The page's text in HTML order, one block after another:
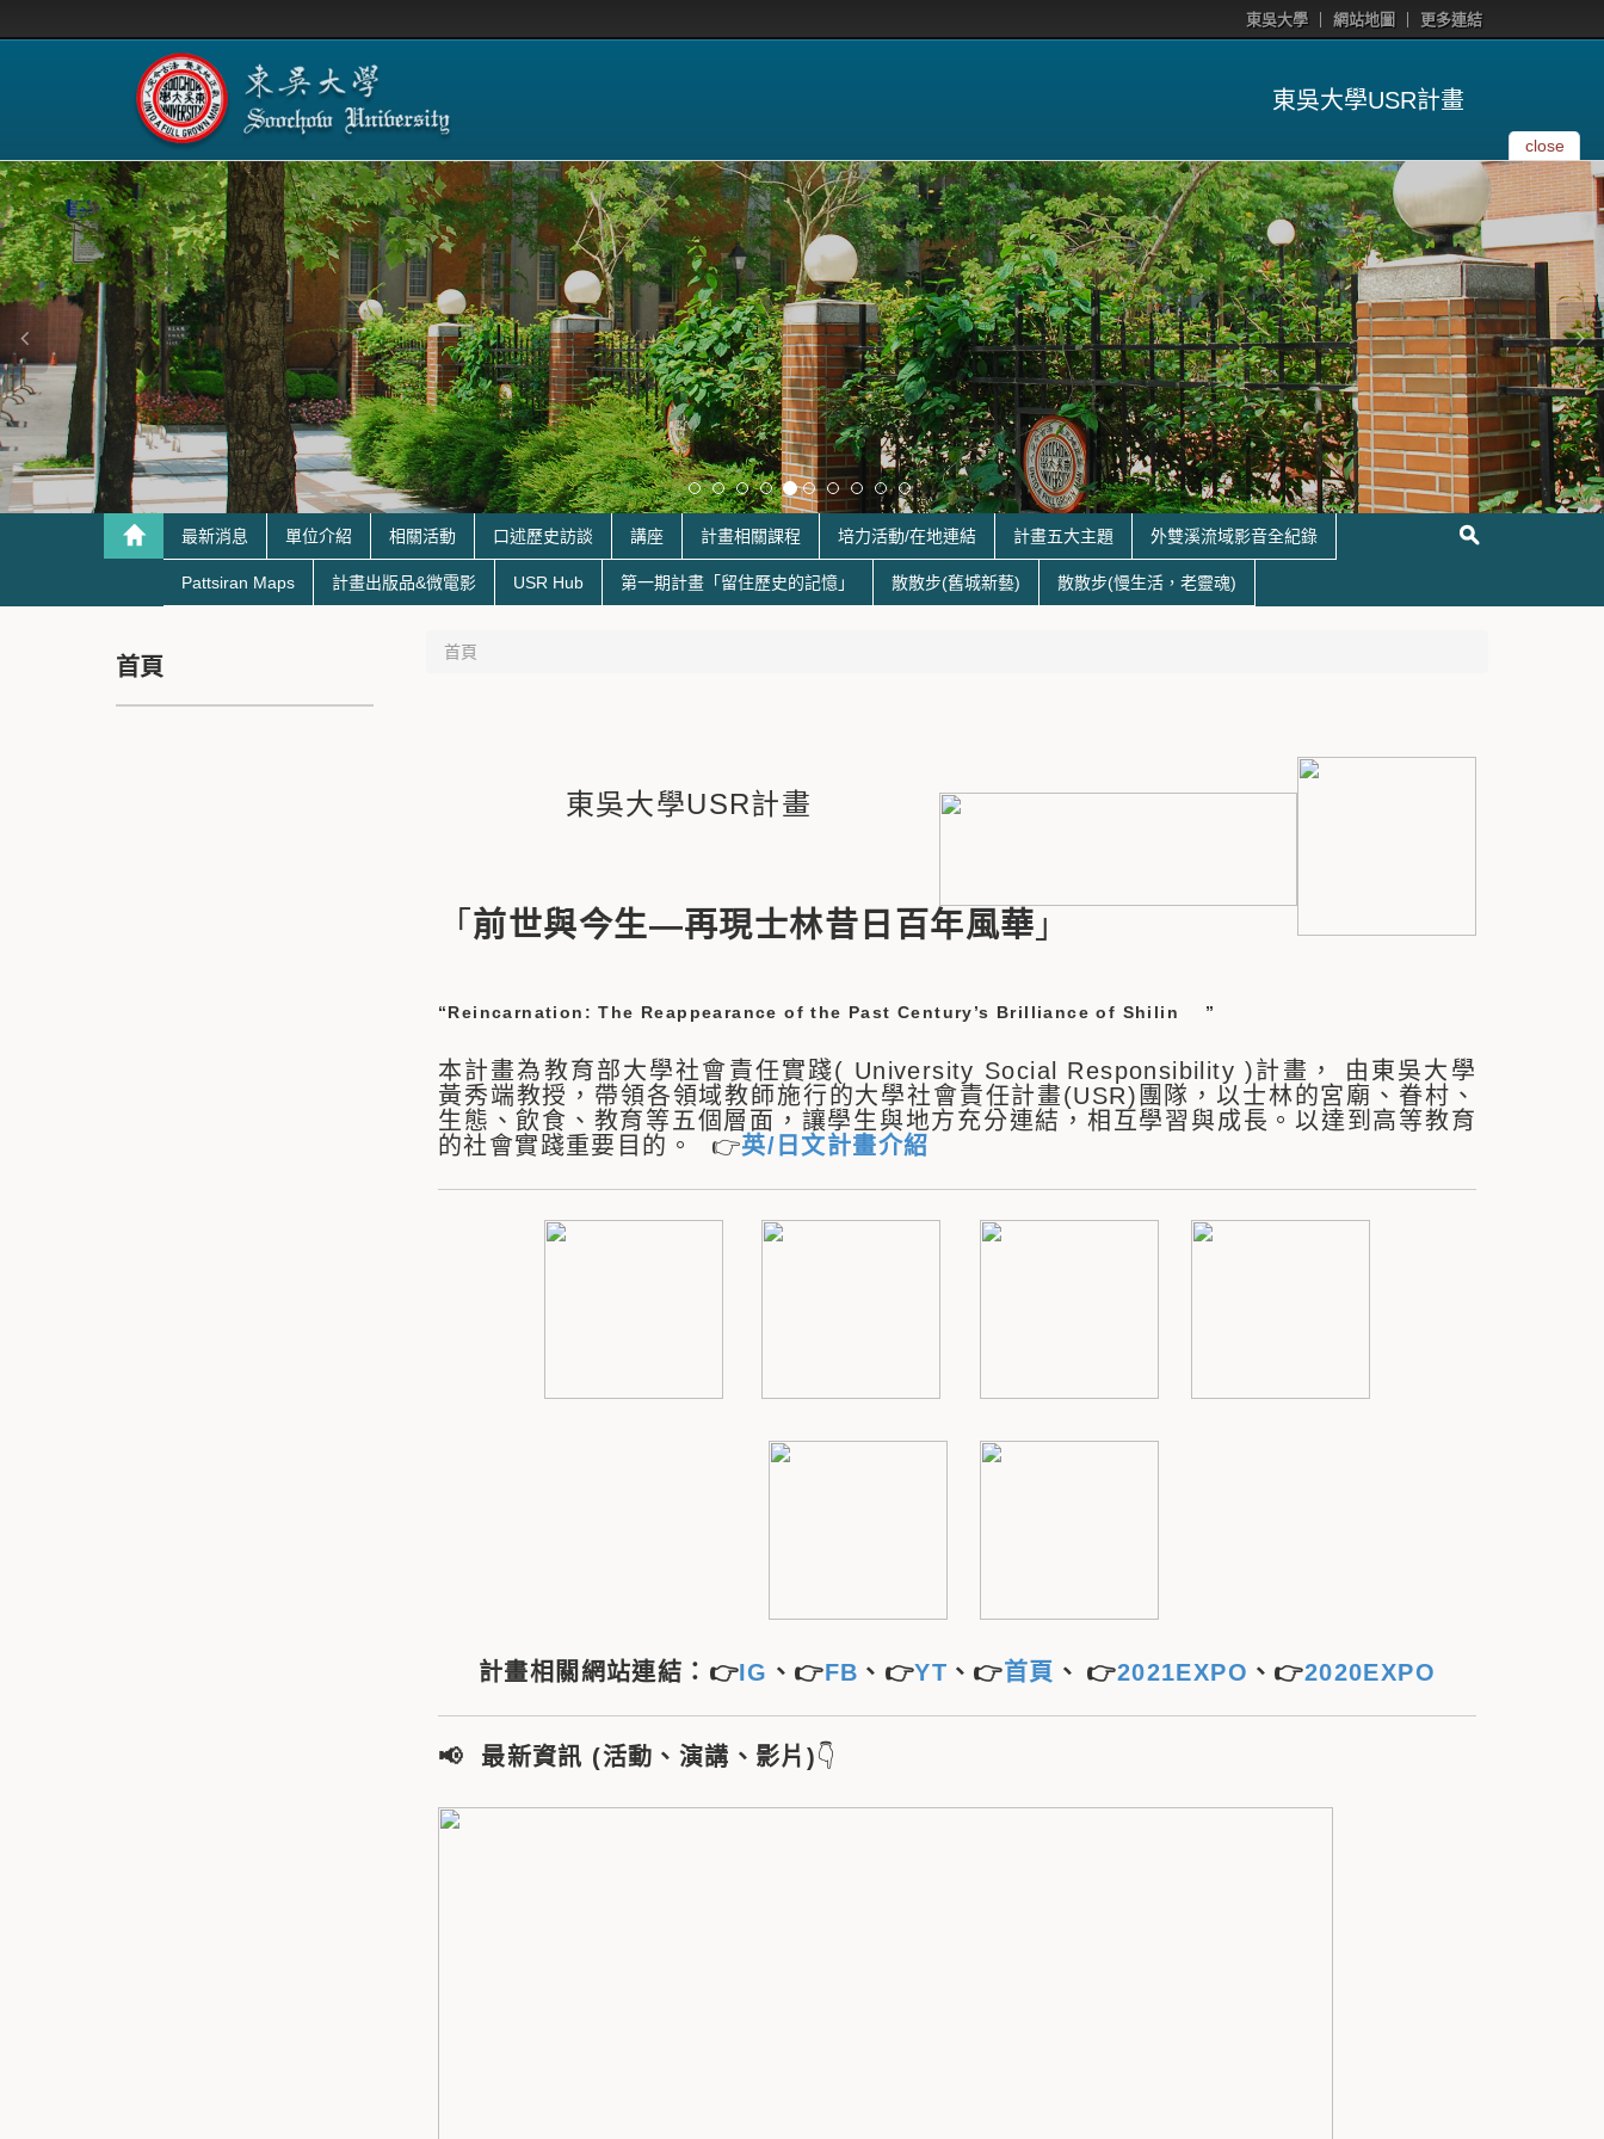
東吳大學 網站地圖 更多連結
東吳大學USR計畫
close
最新消息 單位介紹 相關活動 口述歷史訪談 講座 計畫相關課程 培力活動/在地連結 計畫五大主題 外雙溪流域影音全紀錄
Pattsiran Maps 計畫出版品&微電影 USR Hub 第一期計畫「留住歷史的記憶」 散散步(舊城新藝) 散散步(慢生活，老靈魂)
首頁
東吳大學USR計畫
「 前世與今生—再現士林昔日百年風華 」
“Reincarnation: The Reappearance of the Past Century’s Brilliance of Shilin ”
本計畫為教育部大學社會責任實踐( University Social Responsibility )計畫， 由東吳大學
黃秀端教授，帶領各領域教師施行的大學社會責任計畫(USR)團隊，以士林的宮廟、眷村、
生態、飲食、教育等五個層面，讓學生與地方充分連結，相互學習與成長。以達到高等教育
的社會實踐重要目的。 👉英/日文計畫介紹
計畫相關網站連結：👉IG 、👉FB 、👉YT 、👉首頁 、 👉2021EXPO 、👉2020EXPO
📢 最新資訊 (活動、演講、影片)👇
首頁